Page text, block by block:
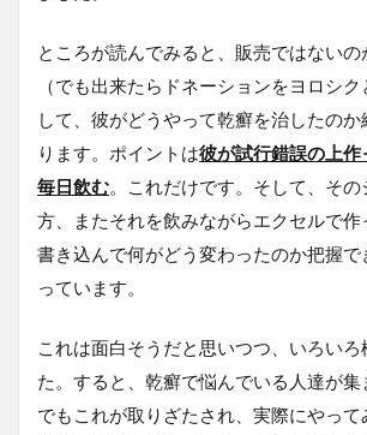
ところが読んでみると、販売ではないの
（でも出来たらドネーションをヨロシ
して、彼がどうやって乾癬を治したの
ります。ポイントは彼が試行錯誤の上
毎日飲む 。これだけです。そして、そ
方、またそれを飲みながらエクセルで作
書き込んで何がどう変わったのか把握で
っています。
これは面白そうだと思いつつ、いろいろ
た。すると、乾癬で悩んでいる人達が集
でもこれが取りざたされ、実際にやって